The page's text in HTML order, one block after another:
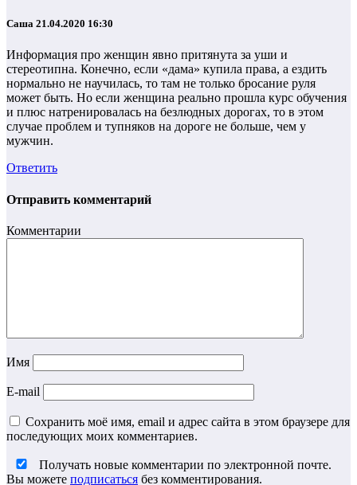
Саша 21.04.2020 16:30
Информация про женщин явно притянута за уши и
стереотипна. Конечно, если «дама» купила права, а ездить
нормально не научилась, то там не только бросание руля
может быть. Но если женщина реально прошла курс обучения
и плюс натренировалась на безлюдных дорогах, то в этом
случае проблем и тупняков на дороге не больше, чем у
мужчин.
Ответить
Отправить комментарий
Комментарии
Имя
E-mail
Сохранить моё имя, email и адрес сайта в этом браузере для
последующих моих комментариев.
Получать новые комментарии по электронной почте.
Вы можете подписаться без комментирования.